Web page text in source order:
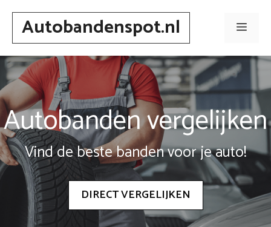
Spring
inhoudAutobandenspot.nl Menu
Autobanden vergelijken
Vind de beste banden voor je auto!
DIRECT VERGELIJKEN